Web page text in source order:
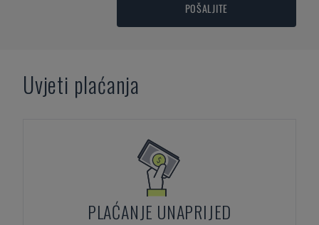
POŠALJITE
Uvjeti plaćanja
PLAĆANJE UNAPRIJED